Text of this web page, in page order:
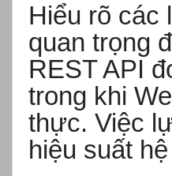
Hiểu rõ các
quan trọng
REST API
trong khi
thực. Việc
hiệu suất